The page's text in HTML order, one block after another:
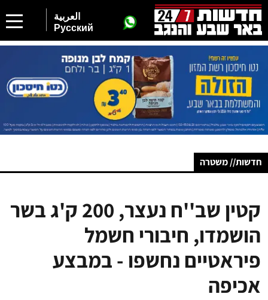
العربية
Русский
חדשות// משטרה
קטין שב''ח נעצר, 200 ק'ג בשר
הושמדו, חיבורי חשמל
פיראטיים נחשפו - במבצע
אכיפה